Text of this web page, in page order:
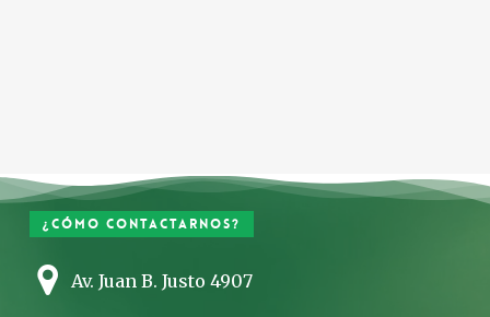
¿Cómo contactarnos?
Av. Juan B. Justo 4907